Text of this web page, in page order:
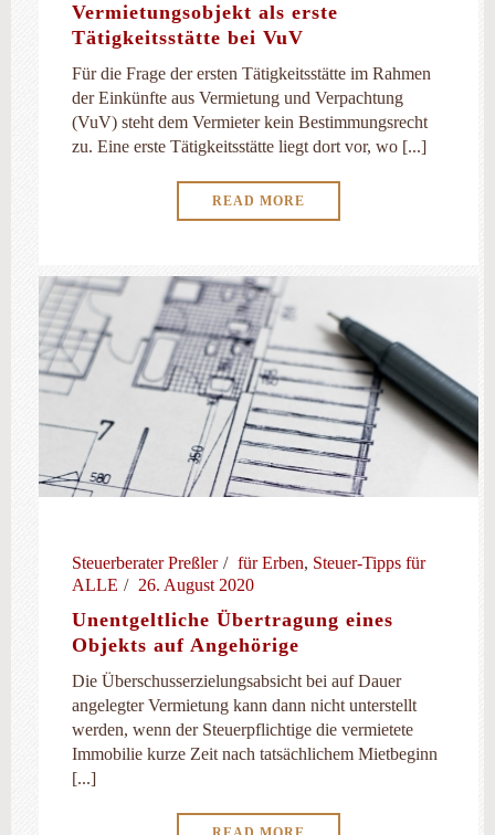
Vermietungsobjekt als erste
Tätigkeitsstätte bei VuV
Für die Frage der ersten Tätigkeitsstätte im Rahmen
der Einkünfte aus Vermietung und Verpachtung
(VuV) steht dem Vermieter kein Bestimmungsrecht
zu. Eine erste Tätigkeitsstätte liegt dort vor, wo [...]
READ MORE
Steuerberater Preßler für Erben, Steuer-Tipps für
ALLE
26. August 2020
Unentgeltliche Übertragung eines
Objekts auf Angehörige
Die Überschusserzielungsabsicht bei auf Dauer
angelegter Vermietung kann dann nicht unterstellt
werden, wenn der Steuerpflichtige die vermietete
Immobilie kurze Zeit nach tatsächlichem Mietbeginn
[...]